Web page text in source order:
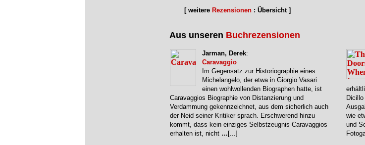
[ weitere Rezensionen : Übersicht ]
Aus unseren Buchrezensionen
Jarman, Derek:
Caravaggio
Im Gegensatz zur Historiographie eines
Michelangelo, der etwa in Giorgio Vasari
einen wohlwollenden Biographen hatte, ist
Caravaggios Biographie von Distanzierung und
Verdammung gekennzeichnet, aus dem sicherlich auch
der Neid seiner Kritiker sprach. Erschwerend hinzu
kommt, dass kein einziges Selbstzeugnis Caravaggios
erhalten ist, nicht … [...]
wie
und